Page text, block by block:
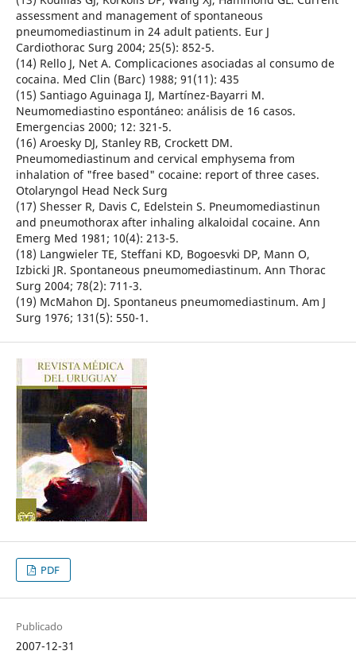
assessment and management of spontaneous
pneumomediastinum in 24 adult patients. Eur J
Cardiothorac Surg 2004; 25(5): 852-5.
(14) Rello J, Net A. Complicaciones asociadas al consumo de
cocaina. Med Clin (Barc) 1988; 91(11): 435
(15) Santiago Aguinaga IJ, Martínez-Bayarri M.
Neumomediastino espontáneo: análisis de 16 casos.
Emergencias 2000; 12: 321-5.
(16) Aroesky DJ, Stanley RB, Crockett DM.
Pneumomediastinum and cervical emphysema from
inhalation of "free based" cocaine: report of three cases.
Otolaryngol Head Neck Surg
(17) Shesser R, Davis C, Edelstein S. Pneumomediastinun
and pneumothorax after inhaling alkaloidal cocaine. Ann
Emerg Med 1981; 10(4): 213-5.
(18) Langwieler TE, Steffani KD, Bogoesvki DP, Mann O,
Izbicki JR. Spontaneous pneumomediastinum. Ann Thorac
Surg 2004; 78(2): 711-3.
(19) McMahon DJ. Spontaneus pneumomediastinum. Am J
Surg 1976; 131(5): 550-1.
PDF
Publicado
2007-12-31